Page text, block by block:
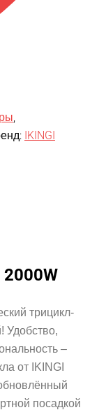
IKINGI
трицикл-
Удобство,
–
от IKINGI
посадкой